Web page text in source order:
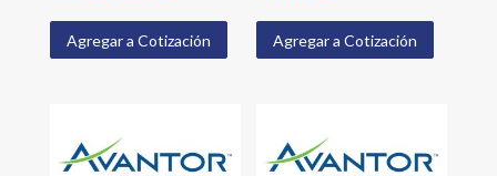
Agregar a Cotización Agregar a Cotización